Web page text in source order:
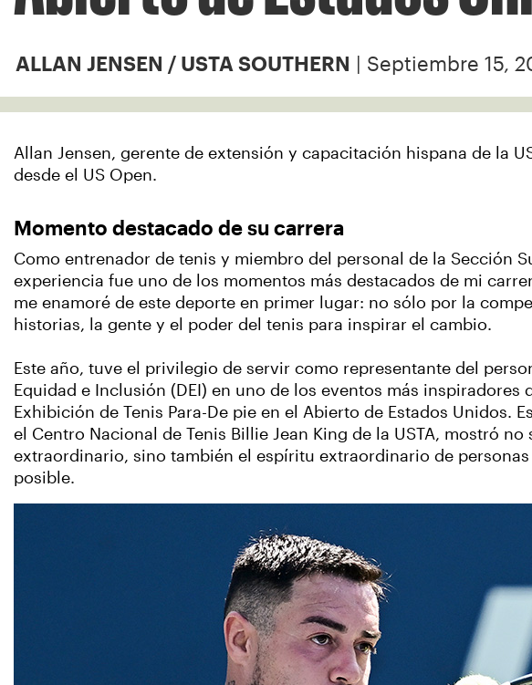
ALLAN JENSEN / USTA SOUTHERN | Septiembre 15,
Allan Jensen, gerente de extensión y capacitación hispana de la
desde el US Open.
Momento destacado de su carrera
Como entrenador de tenis y miembro del personal de la Sección
experiencia fue uno de los momentos más destacados de mi
me enamoré de este deporte en primer lugar: no sólo por la
historias, la gente y el poder del tenis para inspirar el cambio.
Este año, tuve el privilegio de servir como representante del
Equidad e Inclusión (DEI) en uno de los eventos más inspiradores
Exhibición de Tenis Para-De pie en el Abierto de Estados Unidos.
el Centro Nacional de Tenis Billie Jean King de la USTA, mostró
extraordinario, sino también el espíritu extraordinario de
posible.